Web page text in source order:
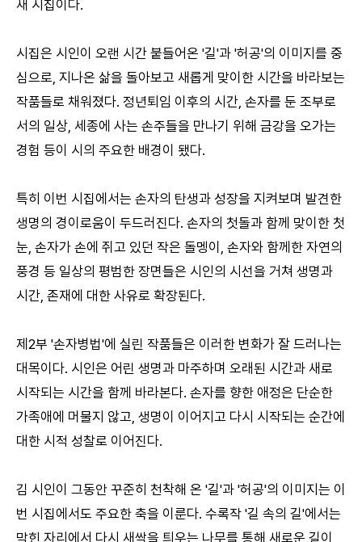
새 시집이다.
시집은 시인이 오랜 시간 붙들어온 '길'과 '허공'의 이미지를 중
심으로, 지나온 삶을 돌아보고 새롭게 맞이한 시간을 바라보는
작품들로 채워졌다. 정년퇴임 이후의 시간, 손자를 둔 조부로
서의 일상, 세종에 사는 손주들을 만나기 위해 금강을 오가는
경험 등이 시의 주요한 배경이 됐다.
특히 이번 시집에서는 손자의 탄생과 성장을 지켜보며 발견한
생명의 경이로움이 두드러진다. 손자의 첫돌과 함께 맞이한 첫
눈, 손자가 손에 쥐고 있던 작은 돌멩이, 손자와 함께한 자연의
풍경 등 일상의 평범한 장면들은 시인의 시선을 거쳐 생명과
시간, 존재에 대한 사유로 확장된다.
제2부 '손자병법'에 실린 작품들은 이러한 변화가 잘 드러나는
대목이다. 시인은 어린 생명과 마주하며 오래된 시간과 새로
시작되는 시간을 함께 바라본다. 손자를 향한 애정은 단순한
가족애에 머물지 않고, 생명이 이어지고 다시 시작되는 순간에
대한 시적 성찰로 이어진다.
김 시인이 그동안 꾸준히 천착해 온 '길'과 '허공'의 이미지는 이
번 시집에서도 주요한 축을 이룬다. 수록작 '길 속의 길'에서는
막힌 자리에서 다시 새싹을 틔우는 나무를 통해 새로운 길이